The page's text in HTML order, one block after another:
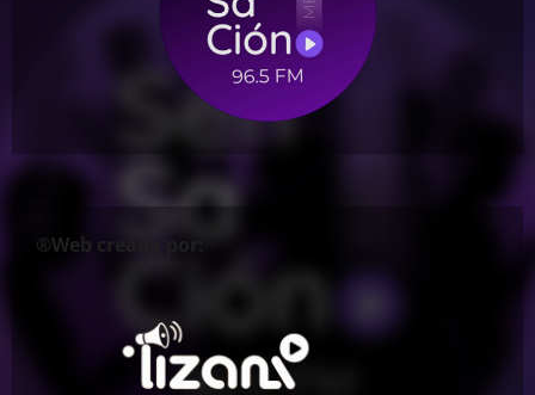
®Web creada por: